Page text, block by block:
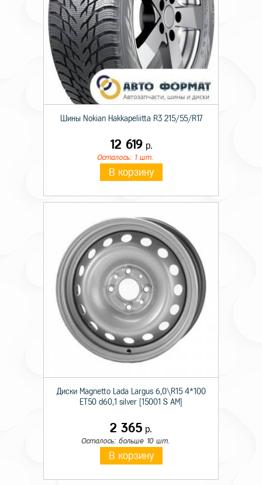
Шины Nokian Hakkapeliitta R3 215/55/R17
12 619р.
Осталось: 1 шт.
В корзину
Диски Magnetto Lada Largus 6,0\R15 4*100
ET50 d60,1 silver [15001 S AM]
2 365 р.
Осталось: больше 10 шт.
В корзину